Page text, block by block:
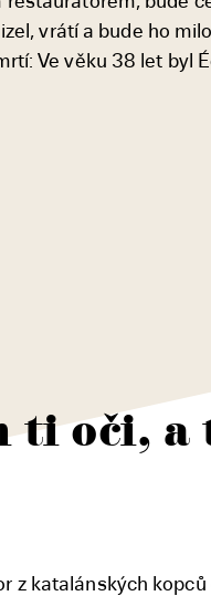
vrátí a bude ho
Ve věku 38 let byl
ti oči, a
z katalánských